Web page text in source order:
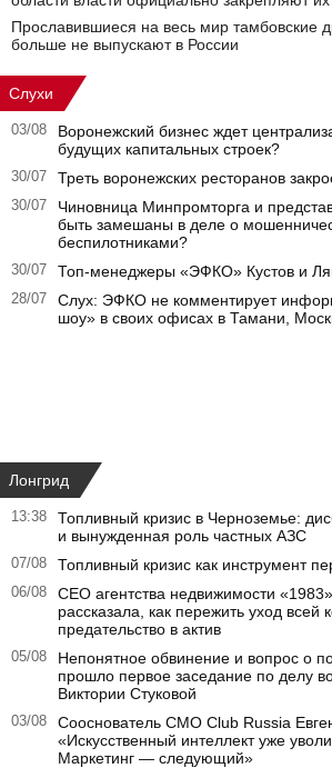
Прославившиеся на весь мир тамбовские
больше не выпускают в России
Слухи
03/08
Воронежский бизнес ждет
будущих капитальных строек?
30/07 Треть воронежских ресторанов
30/07
Чиновница Минпромторга и
быть замешаны в деле о
беспилотниками?
30/07 Топ-менеджеры «ЭФКО» Кустов и
28/07
Слух: ЭФКО не комментирует
шоу» в своих офисах в Тамани,
Лонгрид
13:38
Топливный кризис в Черноземье:
и вынужденная роль частных АЗС
07/08 Топливный кризис как инструмент
06/08
CEO агентства недвижимости
рассказала, как пережить уход всей
предательство в актив
05/08
Непонятное обвинение и вопрос о
прошло первое заседание по делу
Виктории Стуковой
03/08
Сооснователь CMO Club Russia
«Искусственный интеллект уже
Маркетинг — следующий»